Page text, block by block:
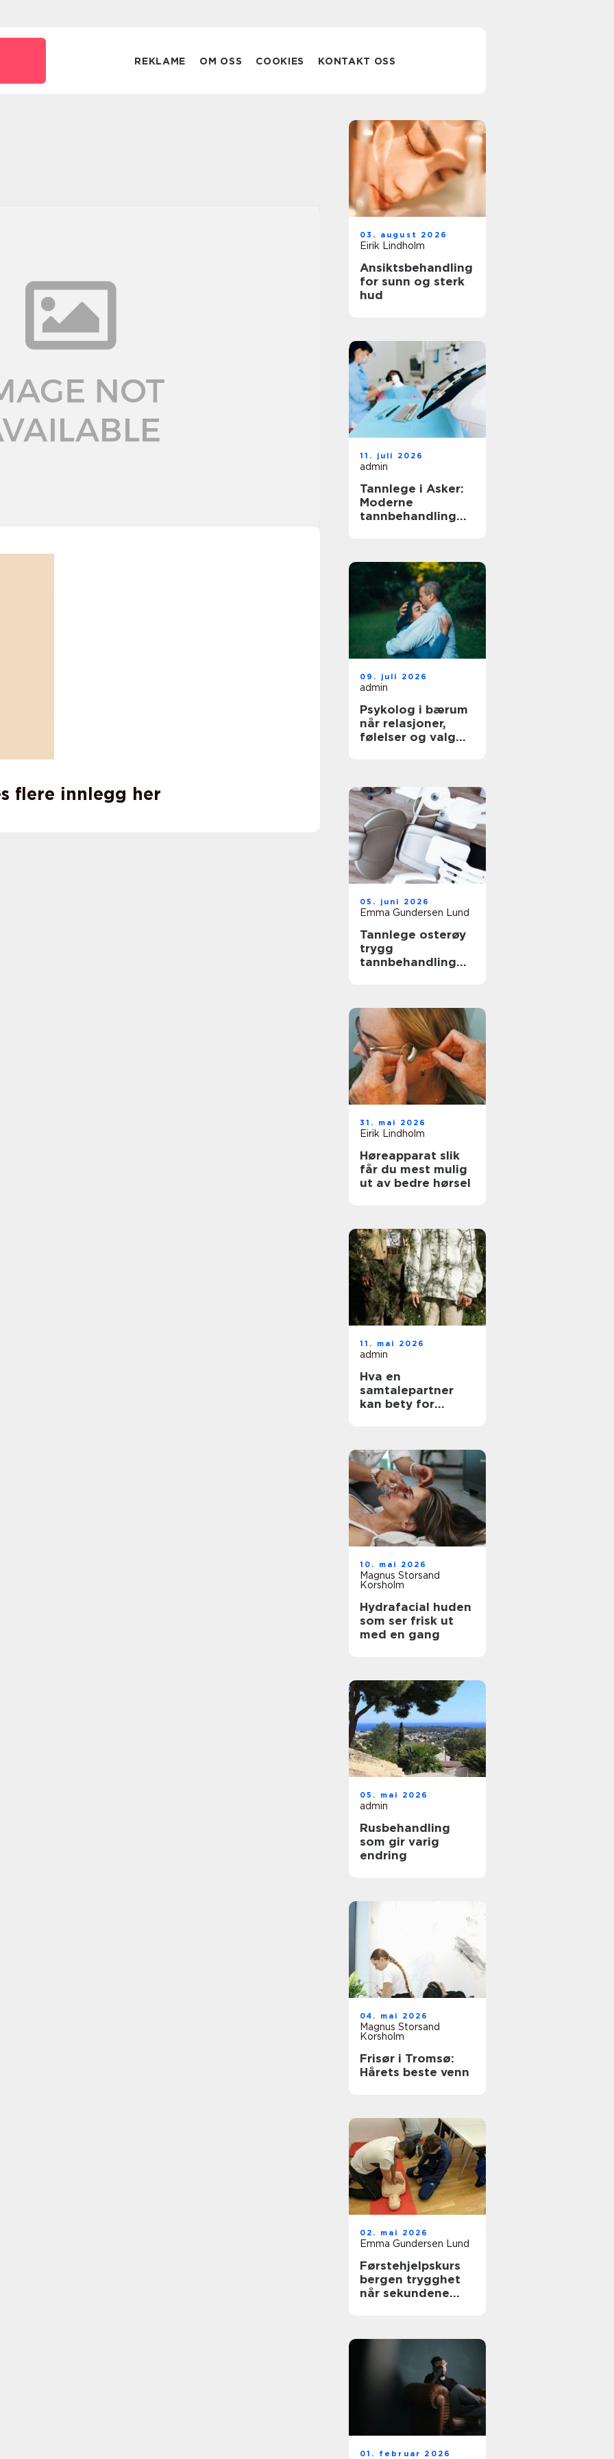
REKLAME OM OSS COOKIES KONTAKT OSS
flere innlegg her
03. august 2026
Eirik Lindholm
Ansiktsbehandling
for sunn og sterk
hud
11. juli 2026
admin
Tannlege i Asker:
Moderne
tannbehandling
09. juli 2026
admin
Psykolog i bærum
når relasjoner,
følelser og valg
05. juni 2026
Emma Gundersen Lund
Tannlege osterøy
trygg
tannbehandling
31. mai 2026
Eirik Lindholm
Høreapparat slik
får du mest mulig
ut av bedre hørsel
11. mai 2026
admin
Hva en
samtalepartner
kan bety for
10. mai 2026
Magnus Storsand
Korsholm
Hydrafacial huden
som ser frisk ut
med en gang
05. mai 2026
admin
Rusbehandling
som gir varig
endring
04. mai 2026
Magnus Storsand
Korsholm
Frisør i Tromsø:
Hårets beste venn
02. mai 2026
Emma Gundersen Lund
Førstehjelpskurs
bergen trygghet
når sekundene
01. februar 2026